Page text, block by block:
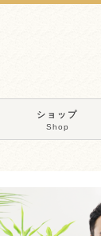
ショップ
Shop